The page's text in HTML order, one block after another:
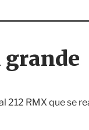
grande
212 RMX que se